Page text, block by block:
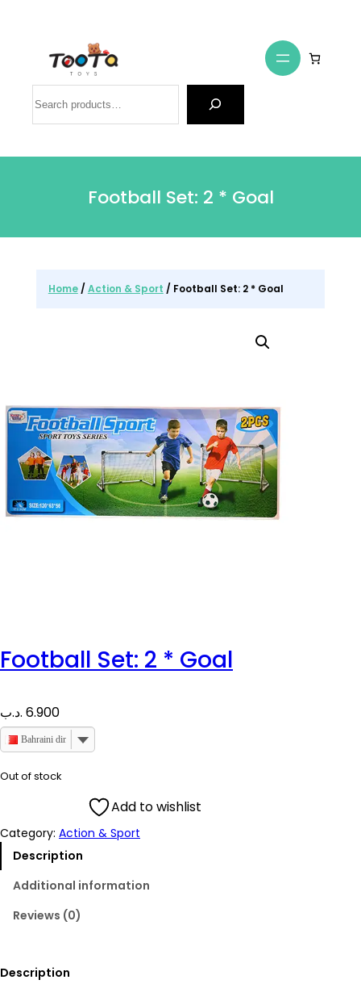
Football Set: 2 * Goal
Home/ Action & Sport / Football Set: 2 * Goal
Football Set: 2 * Goal
6.900 .د.ب
Bahraini dinar
Out of stock
Add to wishlist
Category: Action & Sport
Description
Additional information
Reviews (0)
Description